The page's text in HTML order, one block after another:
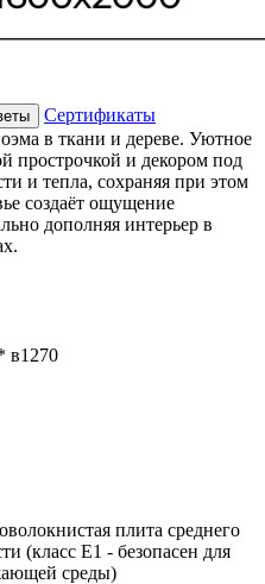
Сертификаты
в ткани и дереве. Уютное
прострочкой и декором под
и тепла, сохраняя при этом
создаёт ощущение
дополняя интерьер в
в1270
плита среднего
(класс E1 - безопасен для
среды)